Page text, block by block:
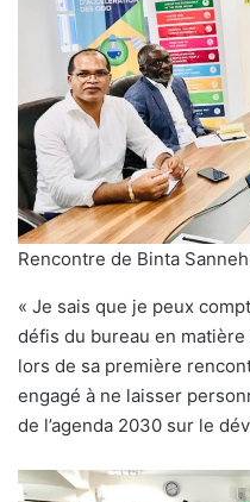
Rencontre de Binta
« Je sais que je peux
défis du bureau en
lors de sa première
engagé à ne laisser
de l’agenda 2030 sur le